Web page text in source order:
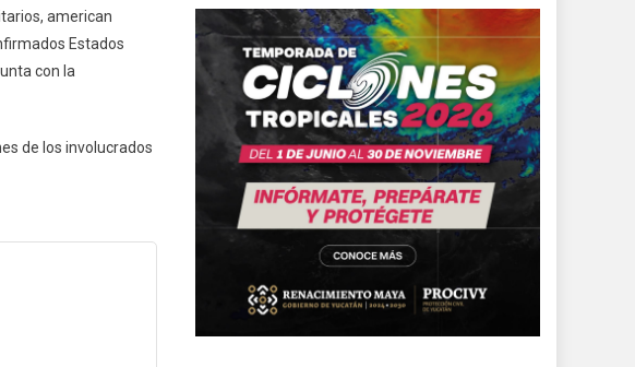
american
Estados
con la
de los involucrados